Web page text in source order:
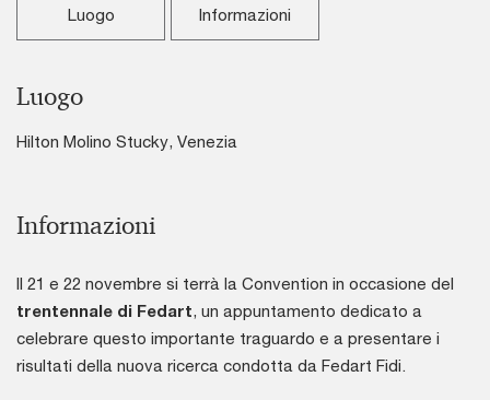
Luogo Informazioni
Luogo
Hilton Molino Stucky, Venezia
Informazioni
Il 21 e 22 novembre si terrà la Convention in occasione del
trentennale di Fedart, un appuntamento dedicato a
celebrare questo importante traguardo e a presentare i
risultati della nuova ricerca condotta da Fedart Fidi.